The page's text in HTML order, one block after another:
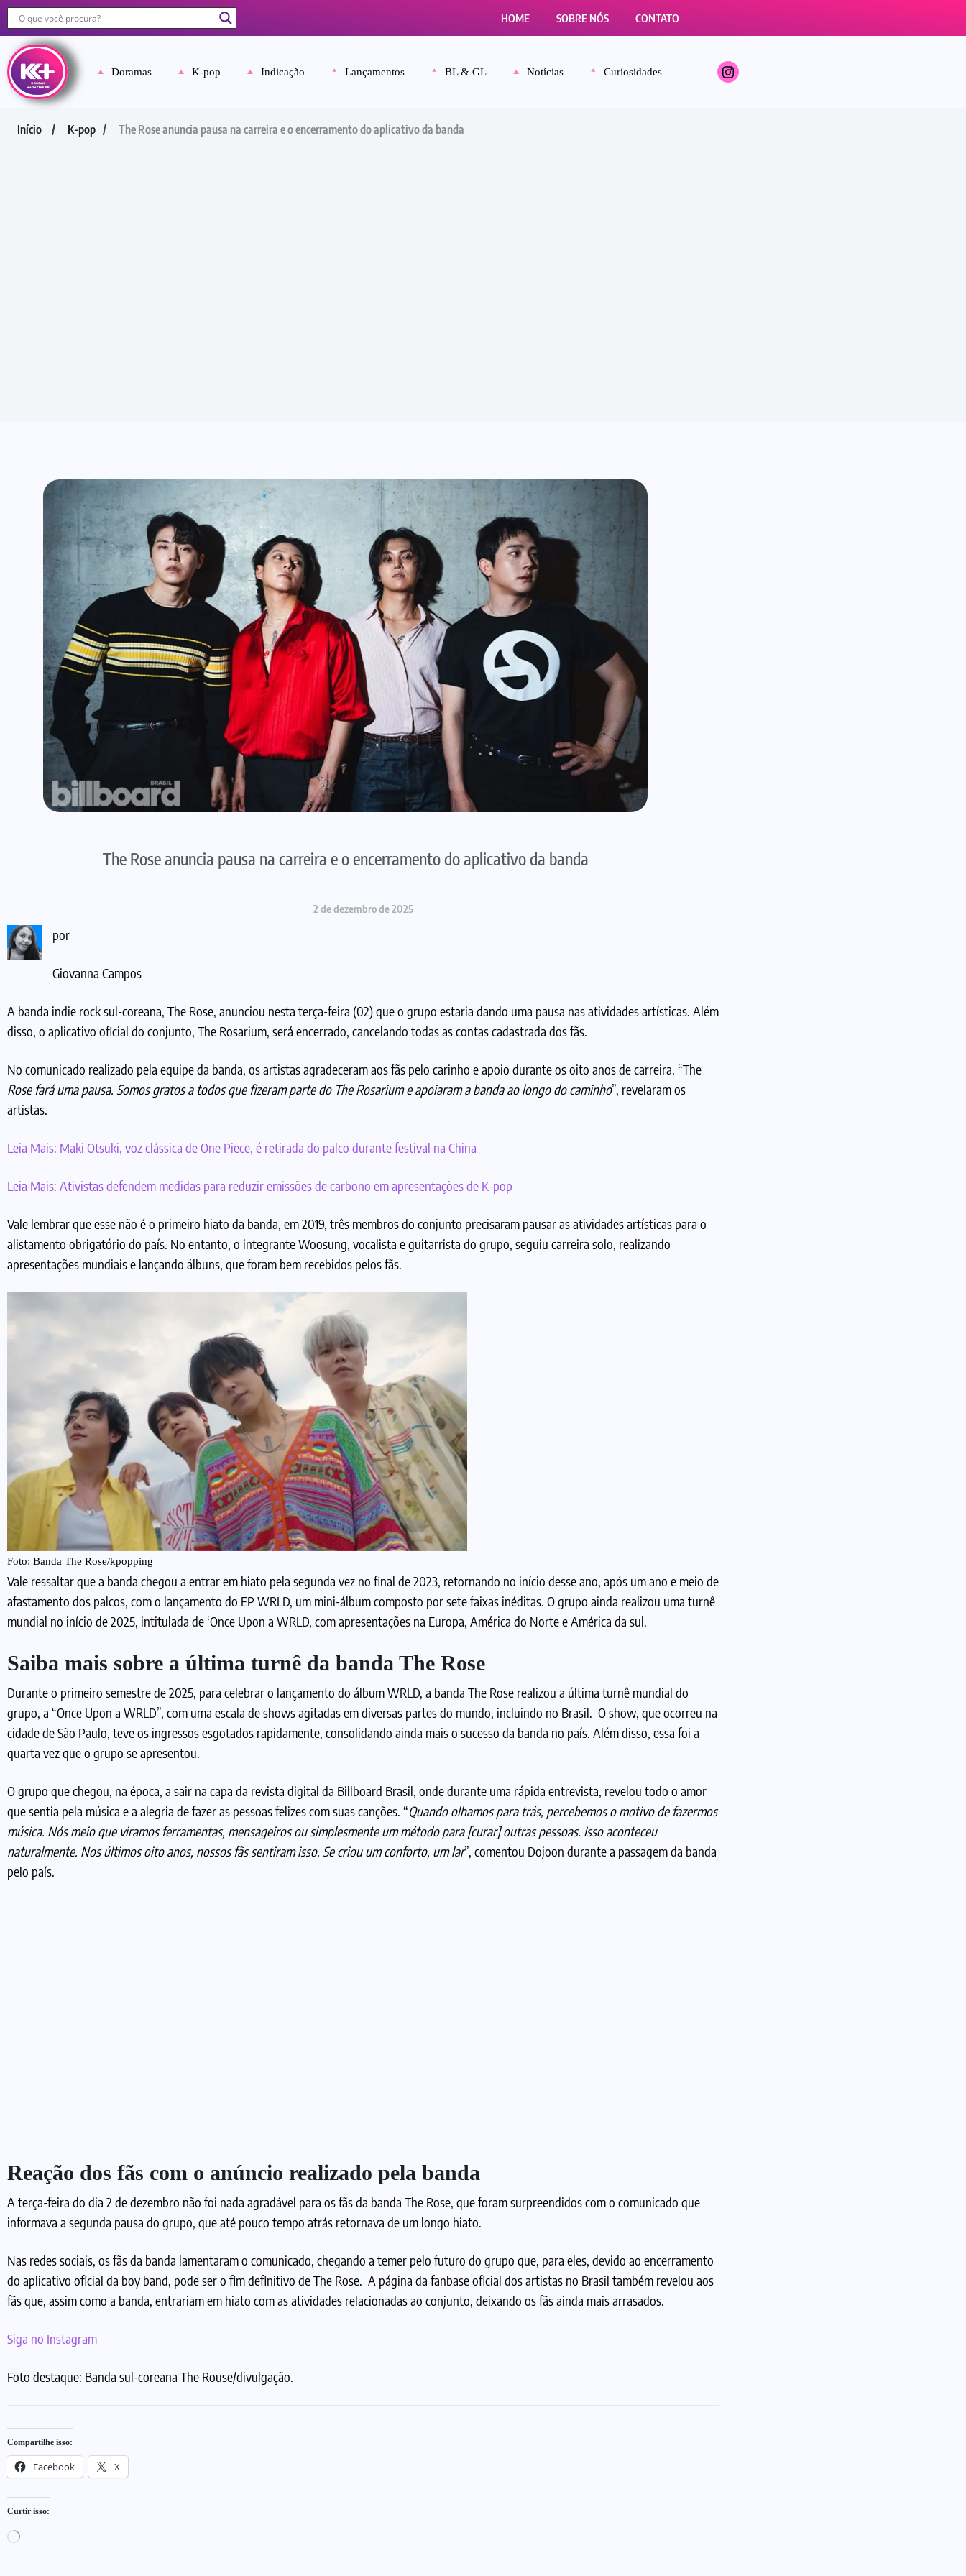
HOME SOBRE NÓS CONTATO
Doramas K-pop Indicação Lançamentos BL & GL Notícias Curiosidades
Início K-pop The Rose anuncia pausa na carreira e o encerramento do aplicativo da banda
The Rose anuncia pausa na carreira e o encerramento do aplicativo da banda
2 de dezembro de 2025
por
Giovanna Campos
A banda indie rock sul-coreana, The Rose, anunciou nesta terça-feira (02) que o grupo estaria dando uma pausa nas atividades artísticas. Além
disso, o aplicativo oficial do conjunto, The Rosarium, será encerrado, cancelando todas as contas cadastrada dos fãs.
No comunicado realizado pela equipe da banda, os artistas agradeceram aos fãs pelo carinho e apoio durante os oito anos de carreira. “The
Rose fará uma pausa. Somos gratos a todos que fizeram parte do The Rosarium e apoiaram a banda ao longo do caminho”, revelaram os
artistas.
Leia Mais: Maki Otsuki, voz clássica de One Piece, é retirada do palco durante festival na China
Leia Mais: Ativistas defendem medidas para reduzir emissões de carbono em apresentações de K-pop
Vale lembrar que esse não é o primeiro hiato da banda, em 2019, três membros do conjunto precisaram pausar as atividades artísticas para o
alistamento obrigatório do país. No entanto, o integrante Woosung, vocalista e guitarrista do grupo, seguiu carreira solo, realizando
apresentações mundiais e lançando álbuns, que foram bem recebidos pelos fãs.
Foto: Banda The Rose/kpopping
Vale ressaltar que a banda chegou a entrar em hiato pela segunda vez no final de 2023, retornando no início desse ano, após um ano e meio de
afastamento dos palcos, com o lançamento do EP WRLD, um mini-álbum composto por sete faixas inéditas. O grupo ainda realizou uma turnê
mundial no início de 2025, intitulada de ‘Once Upon a WRLD, com apresentações na Europa, América do Norte e América da sul.
Saiba mais sobre a última turnê da banda The Rose
Durante o primeiro semestre de 2025, para celebrar o lançamento do álbum WRLD, a banda The Rose realizou a última turnê mundial do
grupo, a “Once Upon a WRLD”, com uma escala de shows agitadas em diversas partes do mundo, incluindo no Brasil. O show, que ocorreu na
cidade de São Paulo, teve os ingressos esgotados rapidamente, consolidando ainda mais o sucesso da banda no país. Além disso, essa foi a
quarta vez que o grupo se apresentou.
O grupo que chegou, na época, a sair na capa da revista digital da Billboard Brasil, onde durante uma rápida entrevista, revelou todo o amor
que sentia pela música e a alegria de fazer as pessoas felizes com suas canções. “Quando olhamos para trás, percebemos o motivo de fazermos
música. Nós meio que viramos ferramentas, mensageiros ou simplesmente um método para [curar] outras pessoas. Isso aconteceu
naturalmente. Nos últimos oito anos, nossos fãs sentiram isso. Se criou um conforto, um lar”, comentou Dojoon durante a passagem da banda
pelo país.
Reação dos fãs com o anúncio realizado pela banda
A terça-feira do dia 2 de dezembro não foi nada agradável para os fãs da banda The Rose, que foram surpreendidos com o comunicado que
informava a segunda pausa do grupo, que até pouco tempo atrás retornava de um longo hiato.
Nas redes sociais, os fãs da banda lamentaram o comunicado, chegando a temer pelo futuro do grupo que, para eles, devido ao encerramento
do aplicativo oficial da boy band, pode ser o fim definitivo de The Rose. A página da fanbase oficial dos artistas no Brasil também revelou aos
fãs que, assim como a banda, entrariam em hiato com as atividades relacionadas ao conjunto, deixando os fãs ainda mais arrasados.
Siga no Instagram
Foto destaque: Banda sul-coreana The Rouse/divulgação.
Compartilhe isso:
Facebook X
Curtir isso: